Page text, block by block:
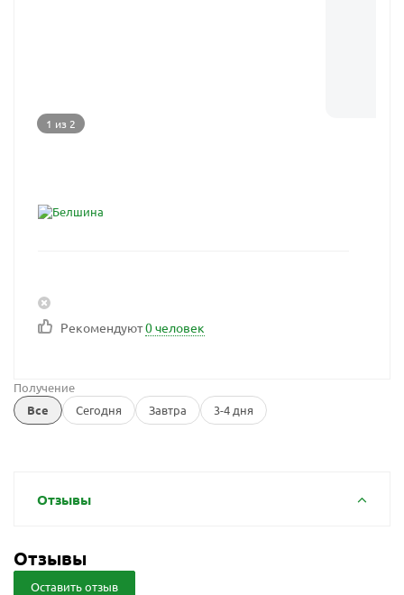
1 из 2
Рекомендуют0 человек
Получение
Все
Сегодня Завтра 3-4 дня
Отзывы
Отзывы
Оставить отзыв